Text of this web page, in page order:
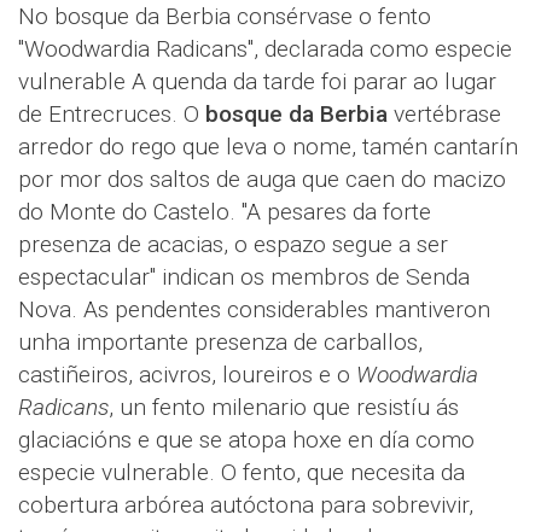
No bosque da Berbia consérvase o fento
"Woodwardia Radicans", declarada como especie
vulnerable A quenda da tarde foi parar ao lugar
de Entrecruces. O bosque da Berbia vertébrase
arredor do rego que leva o nome, tamén cantarín
por mor dos saltos de auga que caen do macizo
do Monte do Castelo. "A pesares da forte
presenza de acacias, o espazo segue a ser
espectacular" indican os membros de Senda
Nova. As pendentes considerables mantiveron
unha importante presenza de carballos,
castiñeiros, acivros, loureiros e o Woodwardia
Radicans, un fento milenario que resistíu ás
glaciacións e que se atopa hoxe en día como
especie vulnerable. O fento, que necesita da
cobertura arbórea autóctona para sobrevivir,